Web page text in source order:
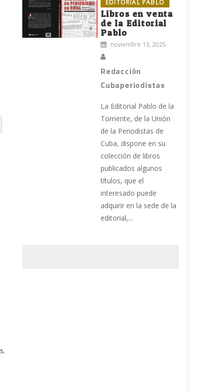
EDITORIAL PABLO
Libros en venta
de la Editorial
Pablo
noviembre 13, 2025
Redacción
Cubaperiodistas
La Editorial Pablo de la
Torriente, de la Unión
de la Periodistas de
Cuba, dispone en su
colección de libros
publicados algunos
títulos, que el
interesado puede
adquirir en la sede de la
editorial,...